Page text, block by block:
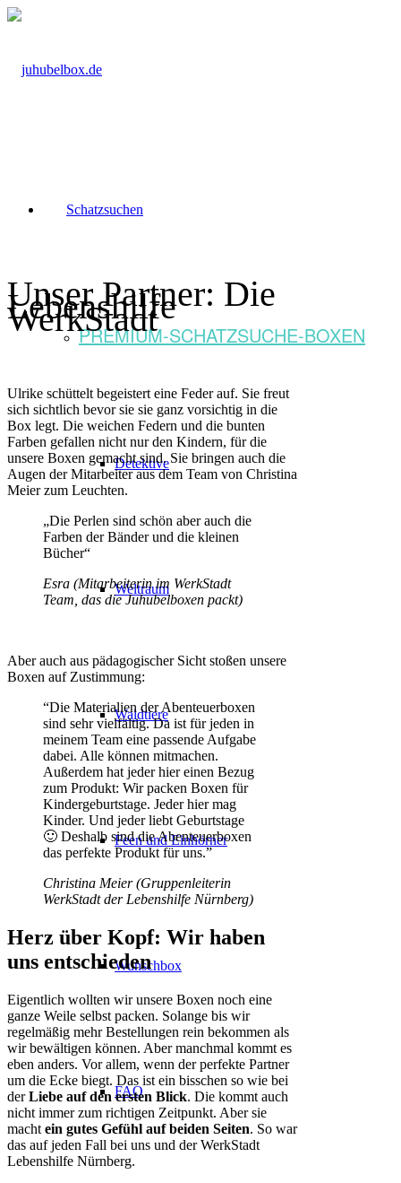
Schatzsuchen
PREMIUM-SCHATZSUCHE-BOXEN
Detektive
Weltraum
Waldtiere
Feen und Einhörner
Wunschbox
FAQ
Unser Partner: Die
Lebenshilfe
WerkStadt
Ulrike schüttelt begeistert eine Feder auf. Sie freut
sich sichtlich bevor sie sie ganz vorsichtig in die
Box legt. Die weichen Federn und die bunten
Farben gefallen nicht nur den Kindern, für die
unsere Boxen gemacht sind. Sie bringen auch die
Augen der Mitarbeiter aus dem Team von Christina
Meier zum Leuchten.
„Die Perlen sind schön aber auch die
Farben der Bänder und die kleinen
Bücher“
Esra (Mitarbeiterin im WerkStadt
Team, das die Juhubelboxen packt)
Aber auch aus pädagogischer Sicht stoßen unsere
Boxen auf Zustimmung:
“Die Materialien der Abenteuerboxen
sind sehr vielfältig. Da ist für jeden in
meinem Team eine passende Aufgabe
dabei. Alle können mitmachen.
Außerdem hat jeder hier einen Bezug
zum Produkt: Wir packen Boxen für
Kindergeburtstage. Jeder hier mag
Kinder. Und jeder liebt Geburtstage
🙂 Deshalb sind die Abenteuerboxen
das perfekte Produkt für uns.”
Christina Meier (Gruppenleiterin
WerkStadt der Lebenshilfe Nürnberg)
Herz über Kopf: Wir haben
uns entschieden
Eigentlich wollten wir unsere Boxen noch eine
ganze Weile selbst packen. Solange bis wir
regelmäßig mehr Bestellungen rein bekommen als
wir bewältigen können. Aber manchmal kommt es
eben anders. Vor allem, wenn der perfekte Partner
um die Ecke biegt. Das ist ein bisschen so wie bei
derLiebe auf den ersten Blick. Die kommt auch
nicht immer zum richtigen Zeitpunkt. Aber sie
macht ein gutes Gefühl auf beiden Seiten. So war
das auf jeden Fall bei uns und der WerkStadt
Lebenshilfe Nürnberg.